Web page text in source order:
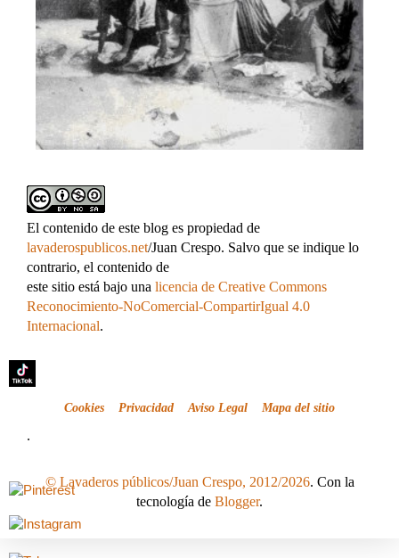
El contenido de este blog es propiedad de
lavaderospublicos.net/Juan Crespo. Salvo que se indique lo
contrario, el contenido de
este sitio está bajo una licencia de Creative Commons
Reconocimiento-NoComercial-CompartirIgual 4.0
Internacional.
Cookies Privacidad Aviso Legal Mapa del sitio
.
© Lavaderos públicos/Juan Crespo, 2012/2026. Con la
tecnología de Blogger.